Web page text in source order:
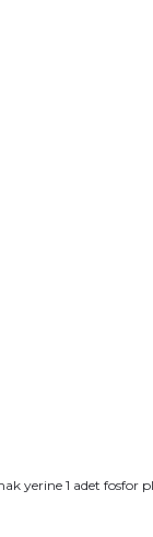
1 adet fosfor